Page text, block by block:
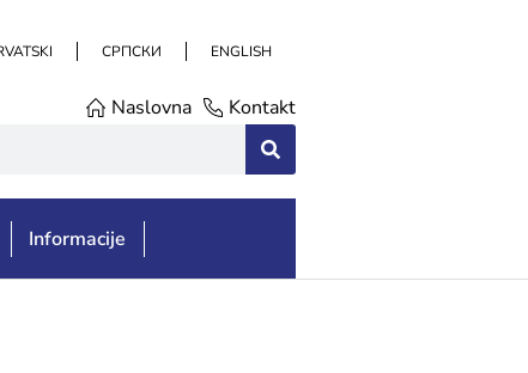
СРПСКИ ENGLISH
Naslovna Kontakt
Informacije